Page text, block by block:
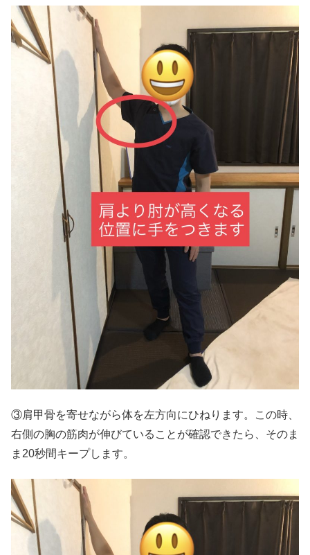
③肩甲骨を寄せながら体を左方向にひねります。この時、
右側の胸の筋肉が伸びていることが確認できたら、そのま
ま20秒間キープします。